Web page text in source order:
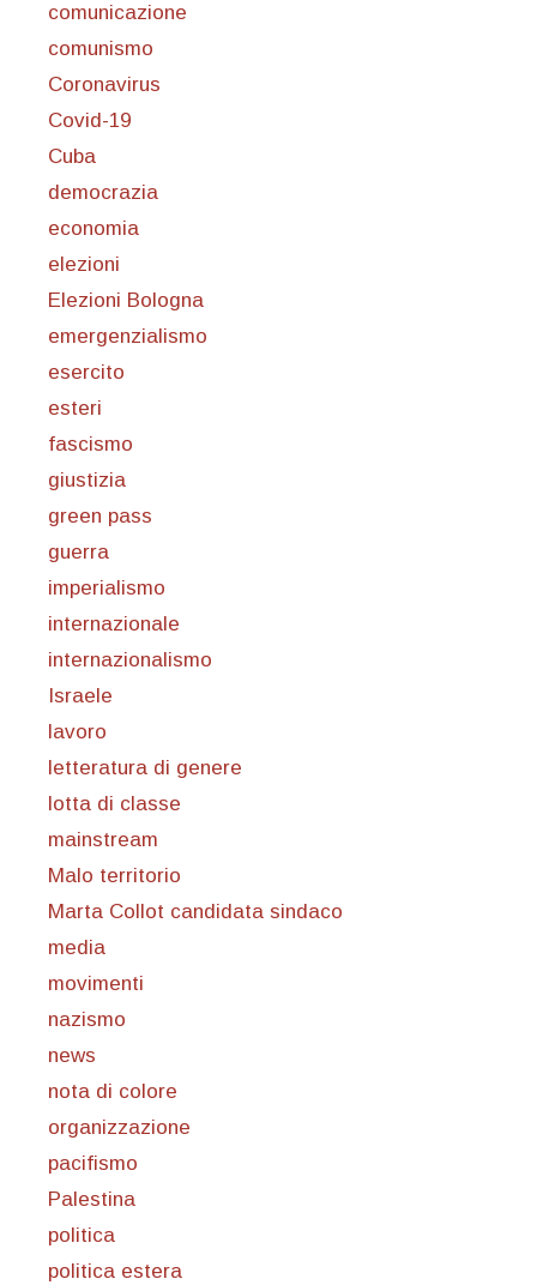
comunicazione
comunismo
Coronavirus
Covid-19
Cuba
democrazia
economia
elezioni
Elezioni Bologna
emergenzialismo
esercito
esteri
fascismo
giustizia
green pass
guerra
imperialismo
internazionale
internazionalismo
Israele
lavoro
letteratura di genere
lotta di classe
mainstream
Malo territorio
Marta Collot candidata sindaco
media
movimenti
nazismo
news
nota di colore
organizzazione
pacifismo
Palestina
politica
politica estera